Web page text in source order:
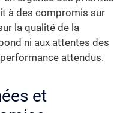
à des compromis sur
la qualité de la
ni aux attentes des
attendus.
et